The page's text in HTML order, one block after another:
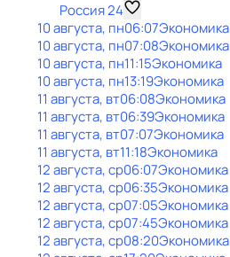
Россия 24
10 августа, пн06:07Экономика
10 августа, пн07:08Экономика
10 августа, пн11:15Экономика
10 августа, пн13:19Экономика
11 августа, вт06:08Экономика
11 августа, вт06:39Экономика
11 августа, вт07:07Экономика
11 августа, вт11:18Экономика
12 августа, ср06:07Экономика
12 августа, ср06:35Экономика
12 августа, ср07:05Экономика
12 августа, ср07:45Экономика
12 августа, ср08:20Экономика